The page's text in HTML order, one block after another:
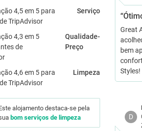
Serviço
Qualidade-
Preço
Limpeza
alojamento destaca-se pela
bom serviços de limpeza
Great
bem
D